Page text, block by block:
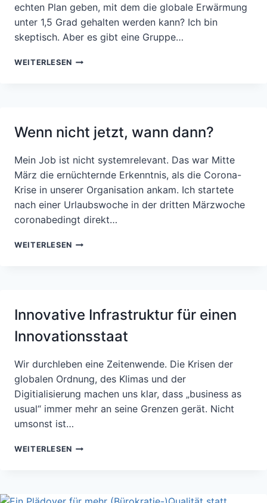
echten Plan geben, mit dem die globale Erwärmung
unter 1,5 Grad gehalten werden kann? Ich bin
skeptisch. Aber es gibt eine Gruppe…
WEITERLESEN WAS
1,5-
GRAD-
ZIEL?
Wenn nicht jetzt, wann dann?
Mein Job ist nicht systemrelevant. Das war Mitte
März die ernüchternde Erkenntnis, als die Corona-
Krise in unserer Organisation ankam. Ich startete
nach einer Urlaubswoche in der dritten Märzwoche
coronabedingt direkt…
WEITERLESEN WENN
Innovative Infrastruktur für einen
Innovationsstaat
Wir durchleben eine Zeitenwende. Die Krisen der
globalen Ordnung, des Klimas und der
Digitialisierung machen uns klar, dass „business as
usual“ immer mehr an seine Grenzen gerät. Nicht
umsonst ist…
WEITERLESEN INNOVATIVE